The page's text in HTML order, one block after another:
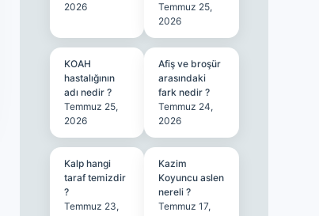
2026
Temmuz 25,
2026
KOAH
hastalığının
adı nedir ?
Temmuz 25,
2026
Afiş ve broşür
arasındaki
fark nedir ?
Temmuz 24,
2026
Kalp hangi
taraf temizdir
?
Temmuz 23,
Kazim
Koyuncu aslen
nereli ?
Temmuz 17,